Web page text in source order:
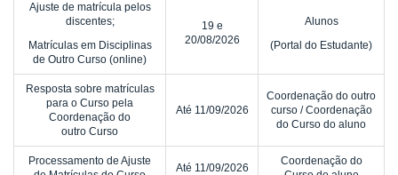
Ajuste de matrícula pelos
discentes;
Matrículas em Disciplinas
de Outro Curso (online)
19 e
20/08/2026
Alunos
(Portal do Estudante)
Resposta sobre matrículas
para o Curso pela
Coordenação do
outro Curso
Até 11/09/2026
Coordenação do outro
curso / Coordenação
do Curso do aluno
Processamento de Ajuste
Até 11/09/2026
Coordenação do